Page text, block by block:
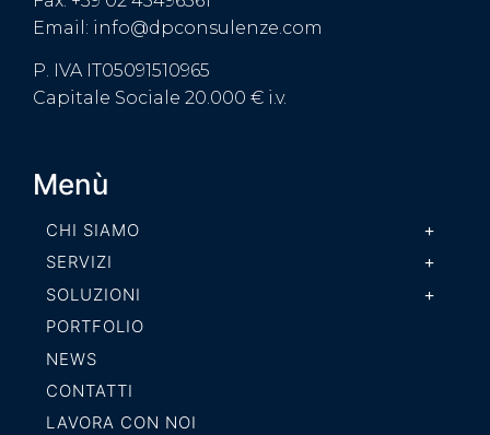
Email: info@dpconsulenze.com
P. IVA IT05091510965
Capitale Sociale 20.000 € i.v.
Menù
CHI SIAMO
SERVIZI
SOLUZIONI
PORTFOLIO
NEWS
CONTATTI
LAVORA CON NOI